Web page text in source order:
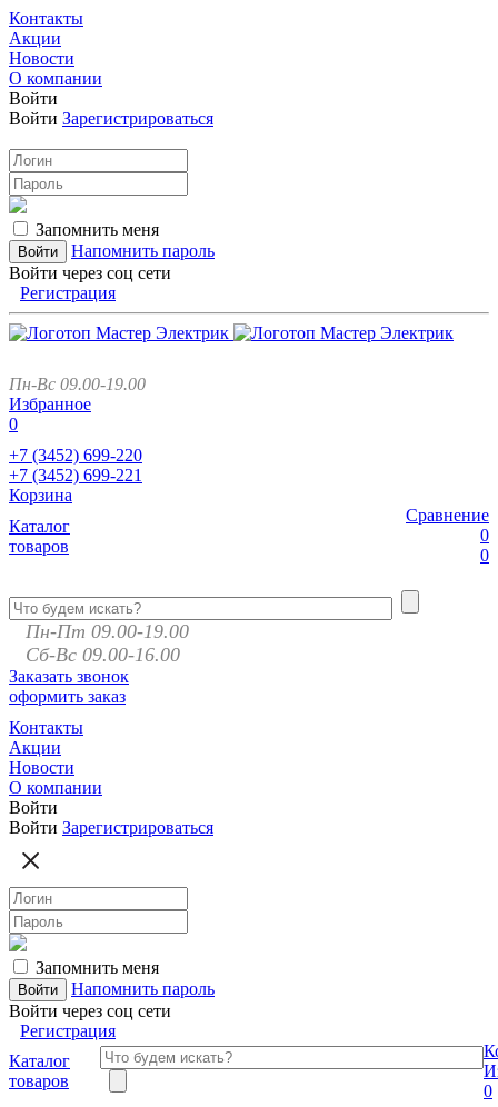
Контакты
Акции
Новости
О компании
Войти
Войти Зарегистрироваться
Запомнить меня
Напомнить пароль
Войти через соц сети
Регистрация
Пн-Вс 09.00-19.00
Избранное
0
+7 (3452) 699-220
+7 (3452) 699-221
Корзина
Сравнение
0
0
Каталог
товаров
Пн-Пт 09.00-19.00
Сб-Вс 09.00-16.00
Заказать звонок
оформить заказ
Контакты
Акции
Новости
О компании
Войти
Войти Зарегистрироваться
Запомнить меня
Напомнить пароль
Войти через соц сети
Регистрация
Каталог
товаров
0